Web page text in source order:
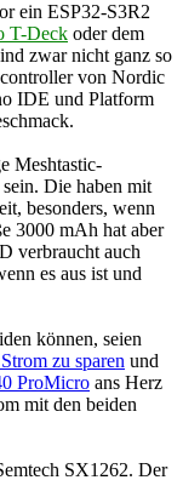
ein ESP32-S3R2
T-Deck oder dem
zwar nicht ganz so
von Nordic
IDE und Platform
Meshtastic-
Die haben mit
besonders, wenn
3000 mAh hat aber
verbraucht auch
es aus ist und
können, seien
zu sparen und
ProMicro ans Herz
mit den beiden
SX1262. Der